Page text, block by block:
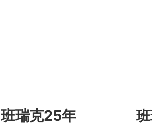
班瑞克25年